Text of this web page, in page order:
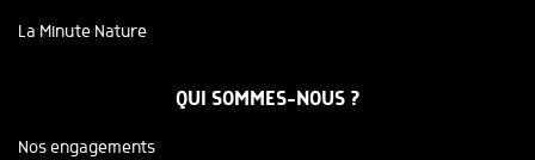
La Minute Nature
QUI SOMMES-NOUS ?
Nos engagements